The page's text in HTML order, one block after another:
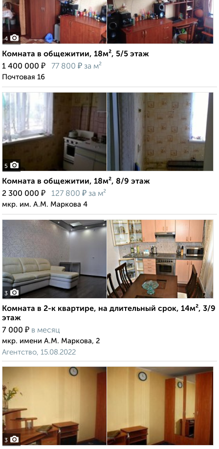
4
Комната в общежитии, 18м², 5/5 этаж
1 400 000 ₽ 77 800 ₽ за м²
Почтовая 16
5
Комната в общежитии, 18м², 8/9 этаж
2 300 000 ₽ 127 800 ₽ за м²
мкр. им. А.М. Маркова 4
3
Комната в 2-к квартире, на длительный срок, 14м², 3/9
этаж
7 000 ₽ в месяц
мкр. имени А.М. Маркова, 2
Агентство, 15.08.2022
3